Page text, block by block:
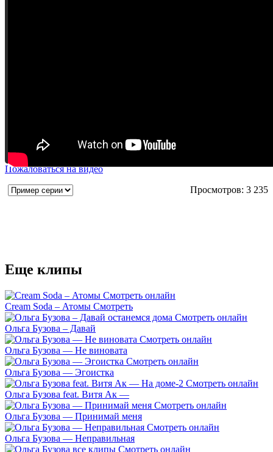
Пожаловаться на видео
Просмотров: 3 235
Еще клипы
Cream Soda – Атомы Смотреть
Ольга Бузова – Давай
Ольга Бузова — Не виновата
Ольга Бузова — Эгоистка
Ольга Бузова feat. Витя Ак —
Ольга Бузова — Принимай меня
Ольга Бузова — Неправильная